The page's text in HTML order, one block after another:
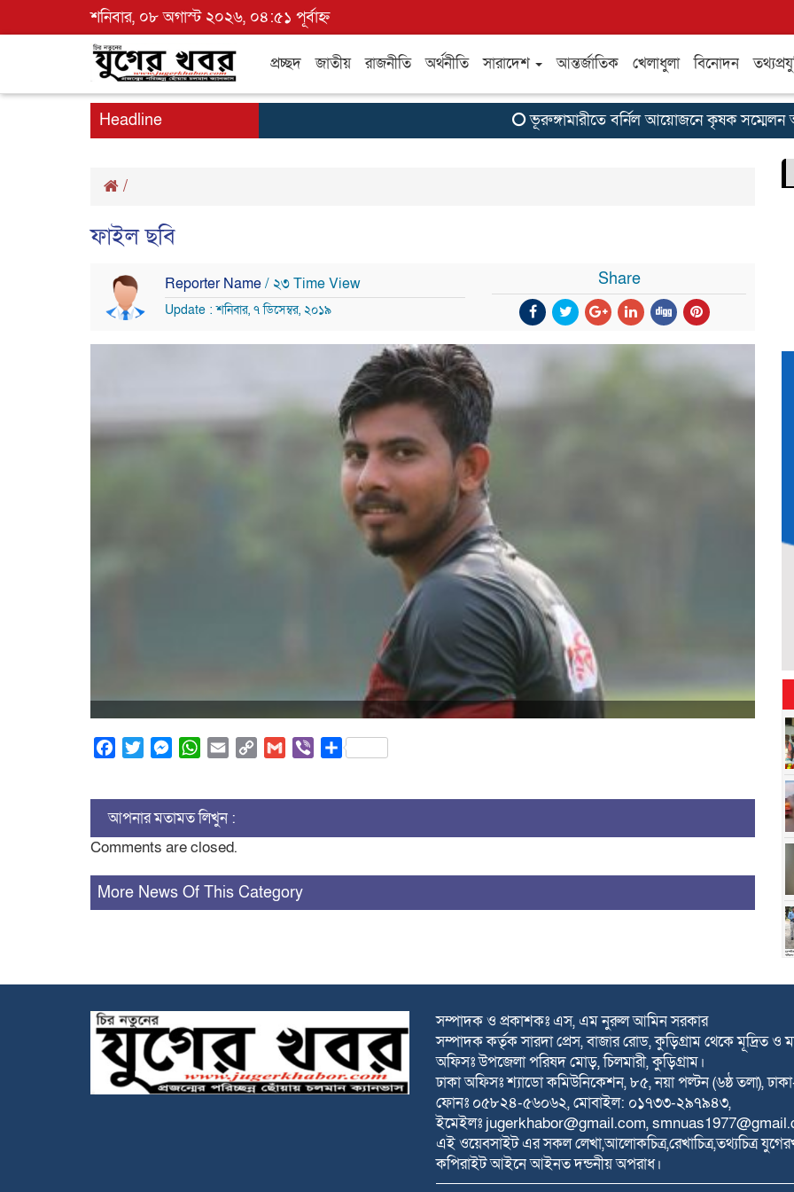
শনিবার, ০৮ অগাস্ট ২০২৬, ০৪:৫১ পূর্বাহ্ন
প্রচ্ছদ জাতীয় রাজনীতি অর্থনীতি সারাদেশ আন্তর্জাতিক খেলাধুলা বিনোদন
Headline ভূরুঙ্গামারীতে বর্নিল আয়োজনে কৃষক সম্মেলন
/
ফাইল ছবি
Reporter Name/ ২৩ Time View
Update : শনিবার, ৭ ডিসেম্বর, ২০১৯
Share
FacebookTwitterMessenger
WhatsApp
Email Copy
Gmail ViberShare
আপনার মতামত লিখুন :
Comments are closed.
More News Of This Category
সম্পাদক ও প্রকাশকঃ এস, এম নুরুল আমিন সরকার
সম্পাদক কর্তৃক সারদা প্রেস, বাজার রোড, কুড়িগ্রাম থেকে মূদ্রিত ও
অফিসঃ উপজেলা পরিষদ মোড়, চিলমারী, কুড়িগ্রাম।
ঢাকা অফিসঃ শ্যাডো কমিউনিকেশন, ৮৫, নয়া পল্টন (৬ষ্ঠ তলা),
ফোনঃ ০৫৮২৪-৫৬০৬২, মোবাইল: ০১৭৩৩-২৯৭৯৪৩,
ইমেইলঃ jugerkhabor@gmail.com,
এই ওয়েবসাইট এর সকল লেখা,আলোকচিত্র,রেখাচিত্র,তথ্যচিত্র
কপিরাইট আইনে আইনত দন্ডনীয় অপরাধ।